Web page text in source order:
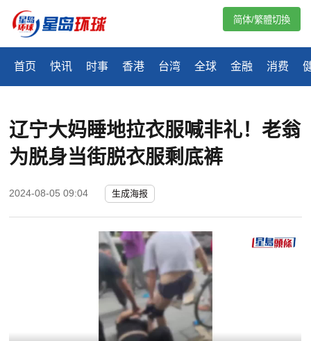
首页 快讯 时事 香港 台湾 全球 金融 消费
简体/繁體切換
辽宁大妈睡地拉衣服喊非礼！老翁
为脱身当街脱衣服剩底裤
2024-08-05 09:04 生成海报